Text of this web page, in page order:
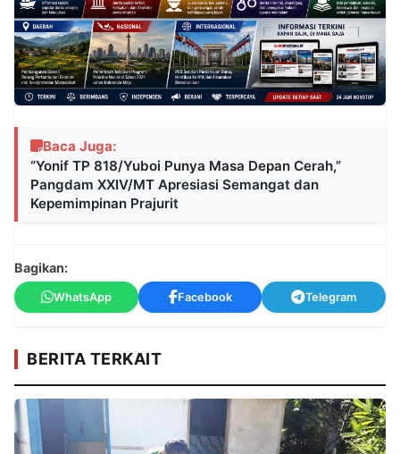
Baca Juga:
“Yonif TP 818/Yuboi Punya Masa Depan Cerah,”
Pangdam XXIV/MT Apresiasi Semangat dan
Kepemimpinan Prajurit
Bagikan:
WhatsApp Facebook Telegram
BERITA TERKAIT